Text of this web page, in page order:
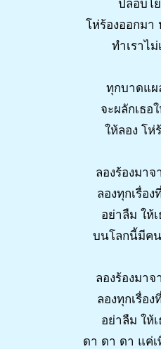
ปลอบโ
โห่ร้องออกมา
ทำเราไม่
ทุกบาดแผ
จะผลักเธอ
ให้ลอง โห่
ลองร้องมา
ลองทุกเรื่อง
อย่าลืม ให้
บนโลกนี้มีค
ลองร้องมา
ลองทุกเรื่อง
อย่าลืม ให้
ดา ดา ดา แค่เ